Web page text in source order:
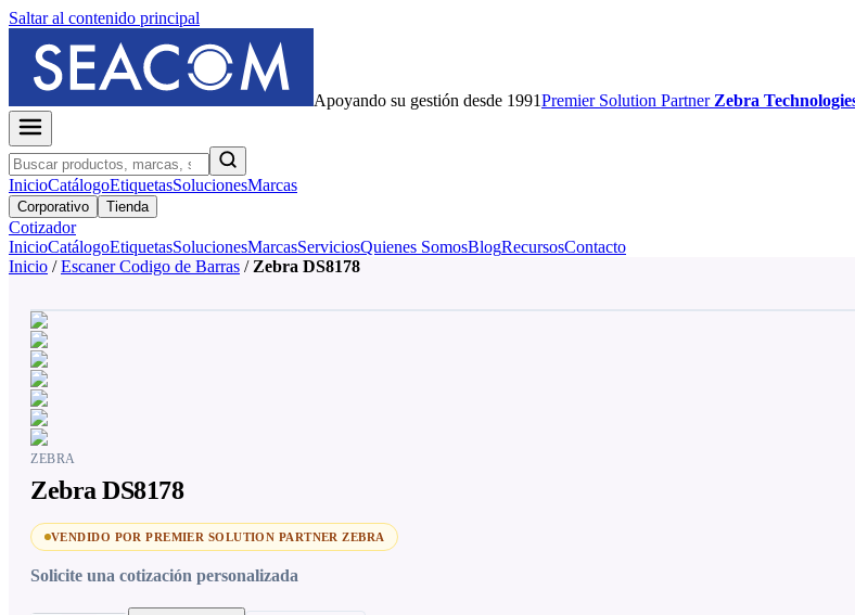
Saltar al contenido principal
Apoyando su gestión desde 1991PremierSolution Partner Zebra
InicioCatálogoEtiquetasSolucionesMarcas
Corporativo Tienda
Cotizador
InicioCatálogoEtiquetasSolucionesMarcasServiciosQuienes SomosBlogRecursosContacto
Inicio / Escaner Codigo de Barras / Zebra DS8178
ZEBRA
Zebra DS8178
VENDIDO POR PREMIER SOLUTION PARTNER ZEBRA
Solicite una cotización personalizada